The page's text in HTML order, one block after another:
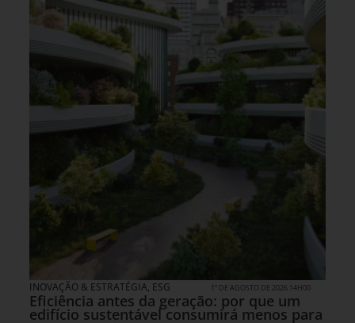
INOVAÇÃO & ESTRATÉGIA, ESG 1º DE AGOSTO DE 2026 14H00
Eficiência antes da geração: por que um
edifício sustentável consumirá menos para